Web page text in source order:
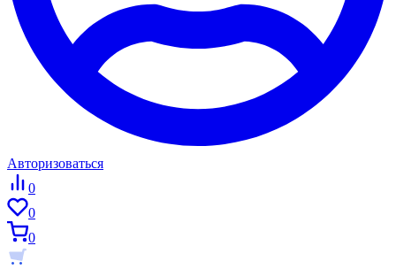
Авторизоваться
0
0
0